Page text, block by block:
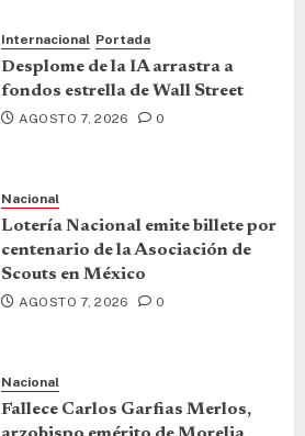
Internacional Portada
Desplome de la IA arrastra a
fondos estrella de Wall Street
AGOSTO 7, 2026 0
Nacional
Lotería Nacional emite billete por
centenario de la Asociación de
Scouts en México
AGOSTO 7, 2026 0
Nacional
Fallece Carlos Garfias Merlos,